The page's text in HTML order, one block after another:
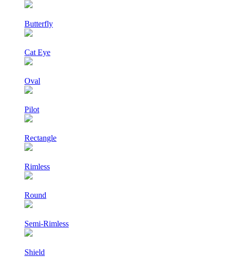
Butterfly
Cat Eye
Oval
Pilot
Rectangle
Rimless
Round
Semi-Rimless
Shield